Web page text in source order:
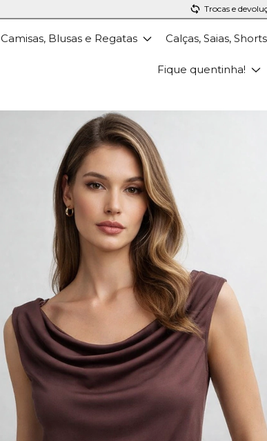
Trocas e
Camisas, Blusas e Regatas Calças, Saias,
Fique quentinha!